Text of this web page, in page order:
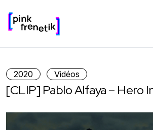
2020 Vidéos
[CLIP] Pablo Alfaya – Hero